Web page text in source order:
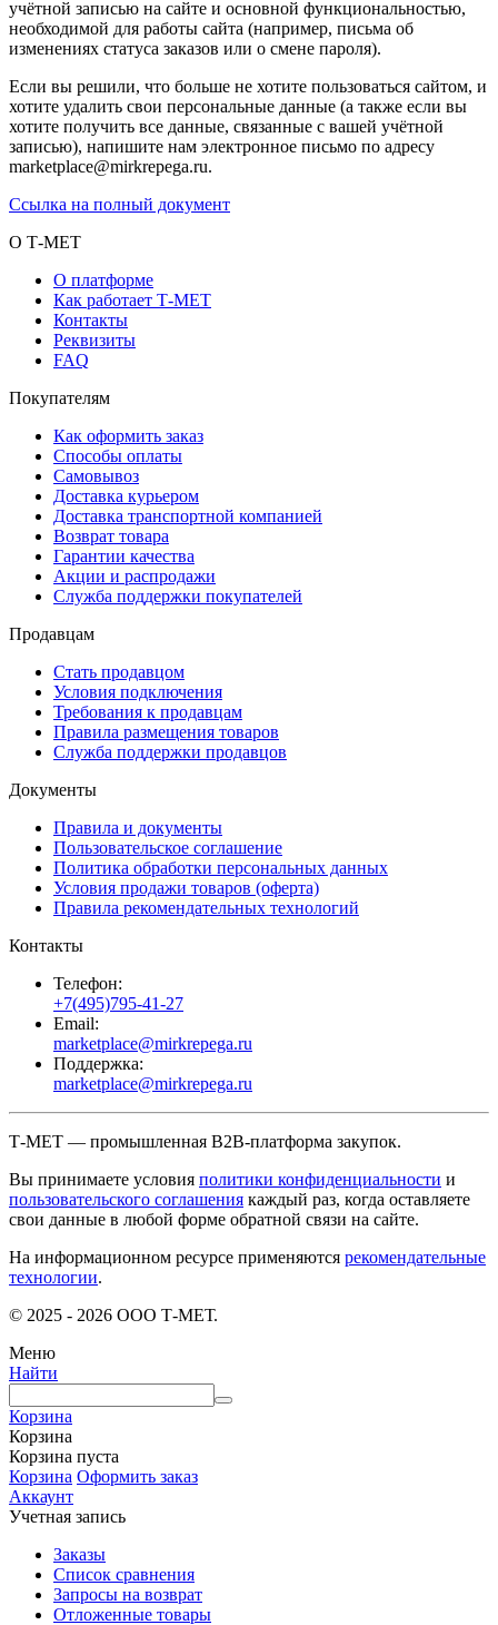
учётной записью на сайте и основной функциональностью,
необходимой для работы сайта (например, письма об
изменениях статуса заказов или о смене пароля).
Если вы решили, что больше не хотите пользоваться сайтом, и
хотите удалить свои персональные данные (а также если вы
хотите получить все данные, связанные с вашей учётной
записью), напишите нам электронное письмо по адресу
marketplace@mirkrepega.ru.
Ссылка на полный документ
О Т-МЕТ
О платформе
Как работает Т-МЕТ
Контакты
Реквизиты
FAQ
Покупателям
Как оформить заказ
Способы оплаты
Самовывоз
Доставка курьером
Доставка транспортной компанией
Возврат товара
Гарантии качества
Акции и распродажи
Служба поддержки покупателей
Продавцам
Стать продавцом
Условия подключения
Требования к продавцам
Правила размещения товаров
Служба поддержки продавцов
Документы
Правила и документы
Пользовательское соглашение
Политика обработки персональных данных
Условия продажи товаров (оферта)
Правила рекомендательных технологий
Контакты
Телефон:
+7(495)795-41-27
Email:
marketplace@mirkrepega.ru
Поддержка:
marketplace@mirkrepega.ru
Т-МЕТ — промышленная B2B-платформа закупок.
Вы принимаете условия политики конфиденциальности и
пользовательского соглашения каждый раз, когда оставляете
свои данные в любой форме обратной связи на сайте.
На информационном ресурсе применяются рекомендательные
технологии.
© 2025 - 2026 ООО Т-МЕТ.
Меню
Найти
Корзина
Корзина
Корзина пуста
Корзина Оформить заказ
Аккаунт
Учетная запись
Заказы
Список сравнения
Запросы на возврат
Отложенные товары